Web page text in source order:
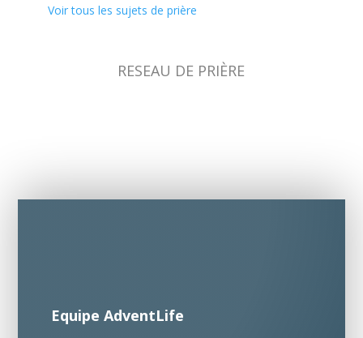
Voir tous les sujets de prière
RESEAU DE PRIÈRE
Equipe AdventLife